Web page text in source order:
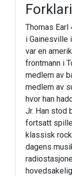
Thomas
i Gainesville
var en
frontmann i
medlem av
medlem av
hvor han
Jr. Han stod
fortsatt
klassisk
dagens